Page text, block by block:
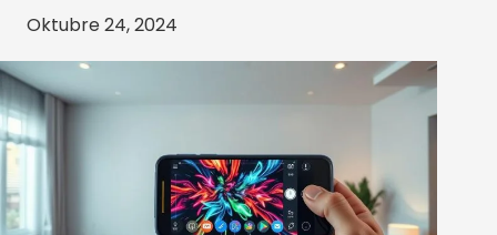
Oktubre 24, 2024